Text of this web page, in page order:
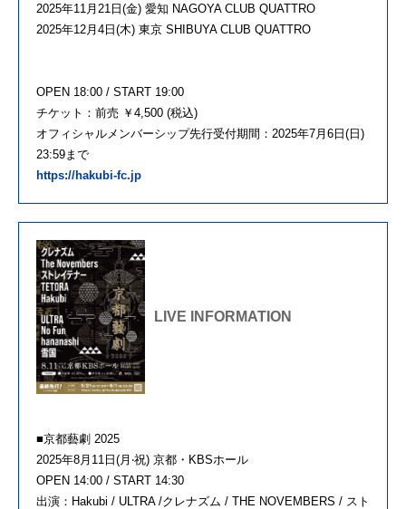
2025年11月21日(金) 愛知 NAGOYA CLUB QUATTRO
2025年12月4日(木) 東京 SHIBUYA CLUB QUATTRO
OPEN 18:00 / START 19:00
チケット：前売 ￥4,500 (税込)
オフィシャルメンバーシップ先行受付期間：2025年7月6日(日)
23:59まで
https://hakubi-fc.jp
LIVE INFORMATION
■京都藝劇 2025
2025年8月11日(月‧祝) 京都・KBSホール
OPEN 14:00 / START 14:30
出演：Hakubi / ULTRA /クレナズム / THE NOVEMBERS / スト